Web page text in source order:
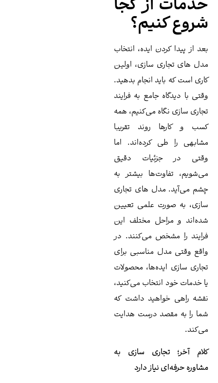
از کجا
کنیم؟
از پیدا کردن ایده، انتخاب
های تجاری سازی، اولین
است که باید انجام بدهید.
با دیدگاه جامع به فرایند
سازی نگاه می‌کنیم، همه
و کارها روند تقریبا
را طی کرده‌اند. اما
در جزئیات دقیق
تفاوت‌ها بیشتر به
می‌آید. مدل های تجاری
به صورت علمی تعیین
و مراحل مختلف این
را مشخص می‌کنند. در
وقتی مدل مناسبی برای
سازی ایده‌ها، محصولات
خدمات خود انتخاب می‌کنید،
راهی خواهید داشت که
را به مقصد درست هدایت
آخر؛ تجاری سازی به
حرفه‌ای نیاز دارد